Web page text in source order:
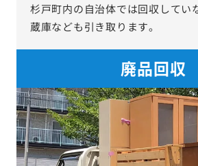
杉戸町内の自治体では回収してい
蔵庫なども引き取ります。
廃品回収